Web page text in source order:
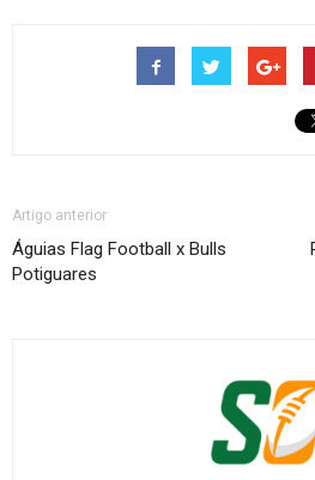
Artigo anterior
Águias Flag Football x Bulls
Potiguares